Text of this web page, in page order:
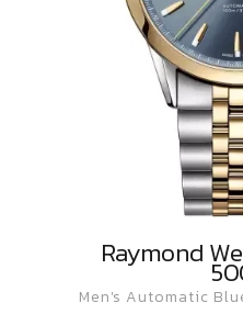
Raymond
Men's Automatic